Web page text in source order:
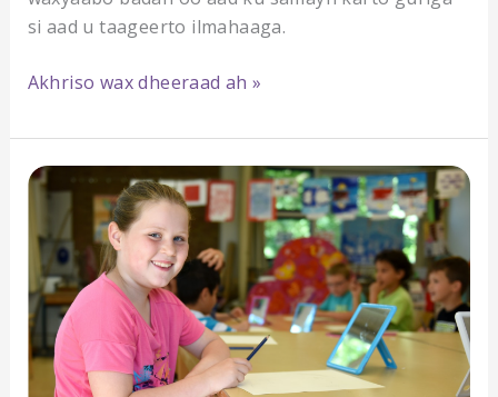
si aad u taageerto ilmahaaga.
Talo
talagalay
carruurta
dhibaatooyinka
waxbarashada
qaba
Akhriso wax dheeraad ah »